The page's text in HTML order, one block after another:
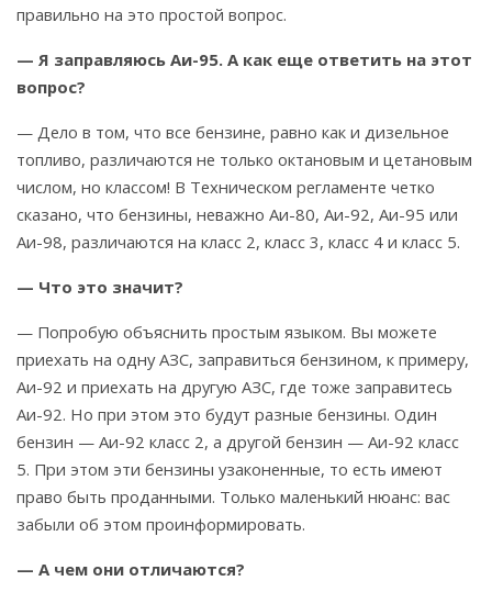
правильно на это простой вопрос.
— Я заправляюсь Аи-95. А как еще ответить на этот
вопрос?
— Дело в том, что все бензине, равно как и дизельное
топливо, различаются не только октановым и цетановым
числом, но классом! В Техническом регламенте четко
сказано, что бензины, неважно Аи-80, Аи-92, Аи-95 или
Аи-98, различаются на класс 2, класс 3, класс 4 и класс 5.
— Что это значит?
— Попробую объяснить простым языком. Вы можете
приехать на одну АЗС, заправиться бензином, к примеру,
Аи-92 и приехать на другую АЗС, где тоже заправитесь
Аи-92. Но при этом это будут разные бензины. Один
бензин — Аи-92 класс 2, а другой бензин — Аи-92 класс
5. При этом эти бензины узаконенные, то есть имеют
право быть проданными. Только маленький нюанс: вас
забыли об этом проинформировать.
— А чем они отличаются?